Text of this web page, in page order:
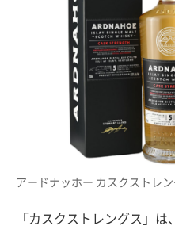
アードナッホー カスクストレン
「カスクストレングス」